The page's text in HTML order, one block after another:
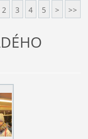
2 3 4 5 > >>